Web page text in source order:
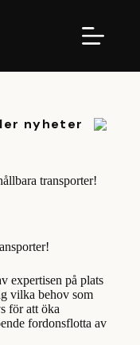
nyheter
expertisen på plats
vilka behov som
för att öka
fordonsflotta av